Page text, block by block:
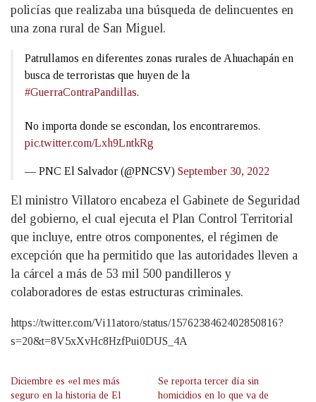
policías que realizaba una búsqueda de delincuentes en
una zona rural de San Miguel.
Patrullamos en diferentes zonas rurales de Ahuachapán en
busca de terroristas que huyen de la
#GuerraContraPandillas.
No importa donde se escondan, los encontraremos.
pic.twitter.com/Lxh9LntkRg
— PNC El Salvador (@PNCSV) September 30, 2022
El ministro Villatoro encabeza el Gabinete de Seguridad
del gobierno, el cual ejecuta el Plan Control Territorial
que incluye, entre otros componentes, el régimen de
excepción que ha permitido que las autoridades lleven a
la cárcel a más de 53 mil 500 pandilleros y
colaboradores de estas estructuras criminales.
https://twitter.com/Vi11atoro/status/1576238462402850816?
s=20&t=8V5xXvHc8HzfPui0DUS_4A
Diciembre es «el mes más
seguro en la historia de El
Se reporta tercer día sin
homicidios en lo que va de